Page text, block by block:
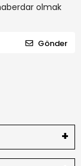
olmak
Gönder